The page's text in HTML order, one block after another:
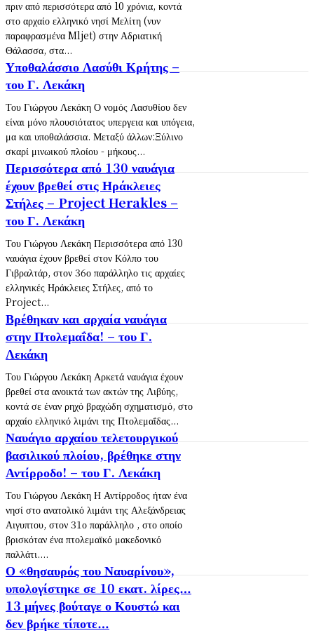
πριν από περισσότερα από 10 χρόνια, κοντά
στο αρχαίο ελληνικό νησί Μελίτη (νυν
παραφρασμένα Mljet) στην Αδριατική
Θάλασσα, στα...
Υποθαλάσσιο Λασύθι Κρήτης –
του Γ. Λεκάκη
Του Γιώργου Λεκάκη Ο νομός Λασυθίου δεν
είναι μόνο πλουσιότατος υπεργεια και υπόγεια,
μα και υποθαλάσσια. Μεταξύ άλλων:Ξύλινο
σκαρί μινωικού πλοίου - μήκους...
Περισσότερα από 130 ναυάγια
έχουν βρεθεί στις Ηράκλειες
Στήλες – Project Herakles –
του Γ. Λεκάκη
Του Γιώργου Λεκάκη Περισσότερα από 130
ναυάγια έχουν βρεθεί στον Κόλπο του
Γιβραλτάρ, στον 36ο παράλληλο τις αρχαίες
ελληνικές Ηράκλειες Στήλες, από το
Project...
Βρέθηκαν και αρχαία ναυάγια
στην Πτολεμαΐδα! – του Γ.
Λεκάκη
Του Γιώργου Λεκάκη Αρκετά ναυάγια έχουν
βρεθεί στα ανοικτά των ακτών της Λιβύης,
κοντά σε έναν ρηχό βραχώδη σχηματισμό, στο
αρχαίο ελληνικό λιμάνι της Πτολεμαΐδας...
Ναυάγιο αρχαίου τελετουργικού
βασιλικού πλοίου, βρέθηκε στην
Αντίρροδο! – του Γ. Λεκάκη
Του Γιώργου Λεκάκη Η Αντίρροδος ήταν ένα
νησί στο ανατολικό λιμάνι της Αλεξάνδρειας
Αιγυπτου, στον 31ο παράλληλο , στο οποίο
βρισκόταν ένα πτολεμαϊκό μακεδονικό
παλλάτι....
Ο «θησαυρός του Ναυαρίνου»,
υπολογίστηκε σε 10 εκατ. λίρες…
13 μήνες βούταγε ο Κουστώ και
δεν βρήκε τίποτε…